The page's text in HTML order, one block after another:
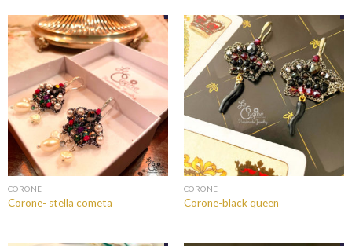
CORONE
Corone- stella cometa
CORONE
Corone-black queen